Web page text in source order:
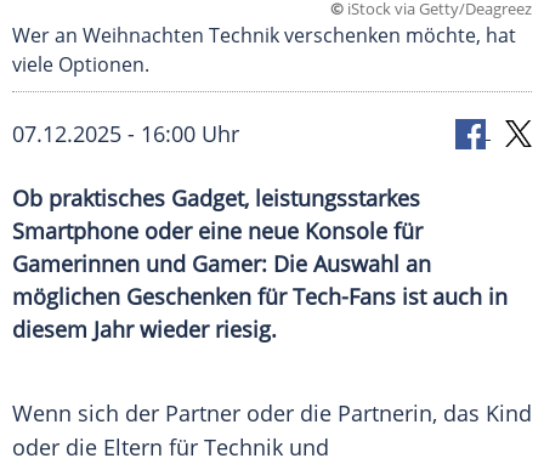
© iStock via Getty/Deagreez
Wer an Weihnachten Technik verschenken möchte, hat
viele Optionen.
07.12.2025 - 16:00 Uhr
Ob praktisches Gadget, leistungsstarkes
Smartphone oder eine neue Konsole für
Gamerinnen und Gamer: Die Auswahl an
möglichen Geschenken für Tech-Fans ist auch in
diesem Jahr wieder riesig.
Wenn sich der Partner oder die Partnerin, das Kind
oder die Eltern für Technik und